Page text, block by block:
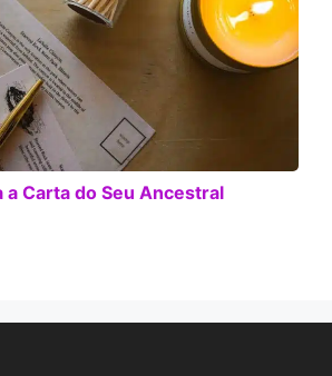
a Carta do Seu Ancestral